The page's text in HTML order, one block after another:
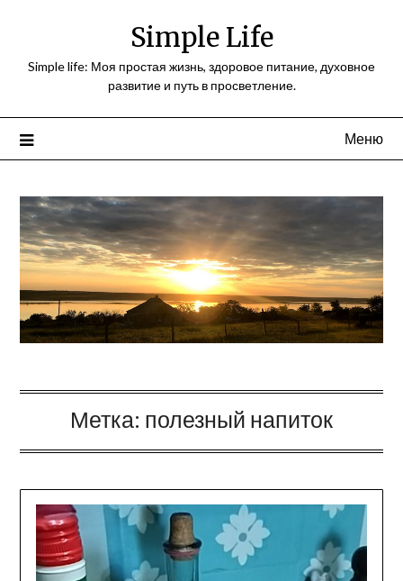
Simple Life
Simple life: Моя простая жизнь, здоровое питание, духовное
развитие и путь в просветление.
Меню
Метка: полезный напиток